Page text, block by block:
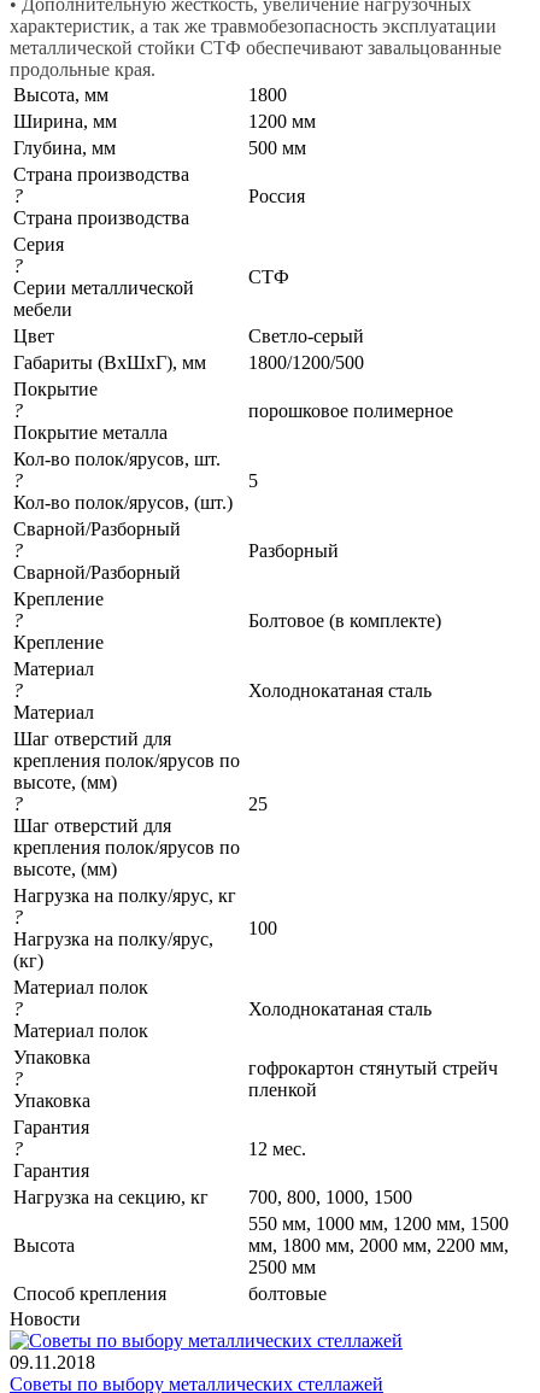
характеристик, а так же травмобезопасность эксплуатации
металлической стойки СТФ обеспечивают завальцованные
продольные края.
Высота, мм
1800
Ширина, мм
1200 мм
Глубина, мм
500 мм
Страна производства
?
Страна производства
Россия
Серия
?
Серии металлической
мебели
СТФ
Цвет
Светло-серый
Габариты (ВхШхГ), мм
1800/1200/500
Покрытие
?
Покрытие металла
порошковое полимерное
Кол-во полок/ярусов, шт.
?
Кол-во полок/ярусов, (шт.)
5
Сварной/Разборный
?
Сварной/Разборный
Разборный
Крепление
?
Крепление
Болтовое (в комплекте)
Материал
?
Материал
Холоднокатаная сталь
Шаг отверстий для
крепления полок/ярусов по
высоте, (мм)
?
Шаг отверстий для
крепления полок/ярусов по
высоте, (мм)
25
Нагрузка на полку/ярус, кг
?
Нагрузка на полку/ярус,
(кг)
100
Материал полок
?
Материал полок
Холоднокатаная сталь
Упаковка
?
Упаковка
гофрокартон стянутый стрейч
пленкой
Гарантия
?
Гарантия
12 мес.
Нагрузка на секцию, кг 700, 800, 1000, 1500
Высота
550 мм, 1000 мм, 1200 мм, 1500
мм, 1800 мм, 2000 мм, 2200 мм,
2500 мм
Cпособ крепления
болтовые
Новости
09.11.2018
Советы по выбору металлических стеллажей